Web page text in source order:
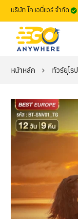
บริษัท โก เอนี่แวร์ จำกัด
หน้าหลัก ทัวร์ยุโรป